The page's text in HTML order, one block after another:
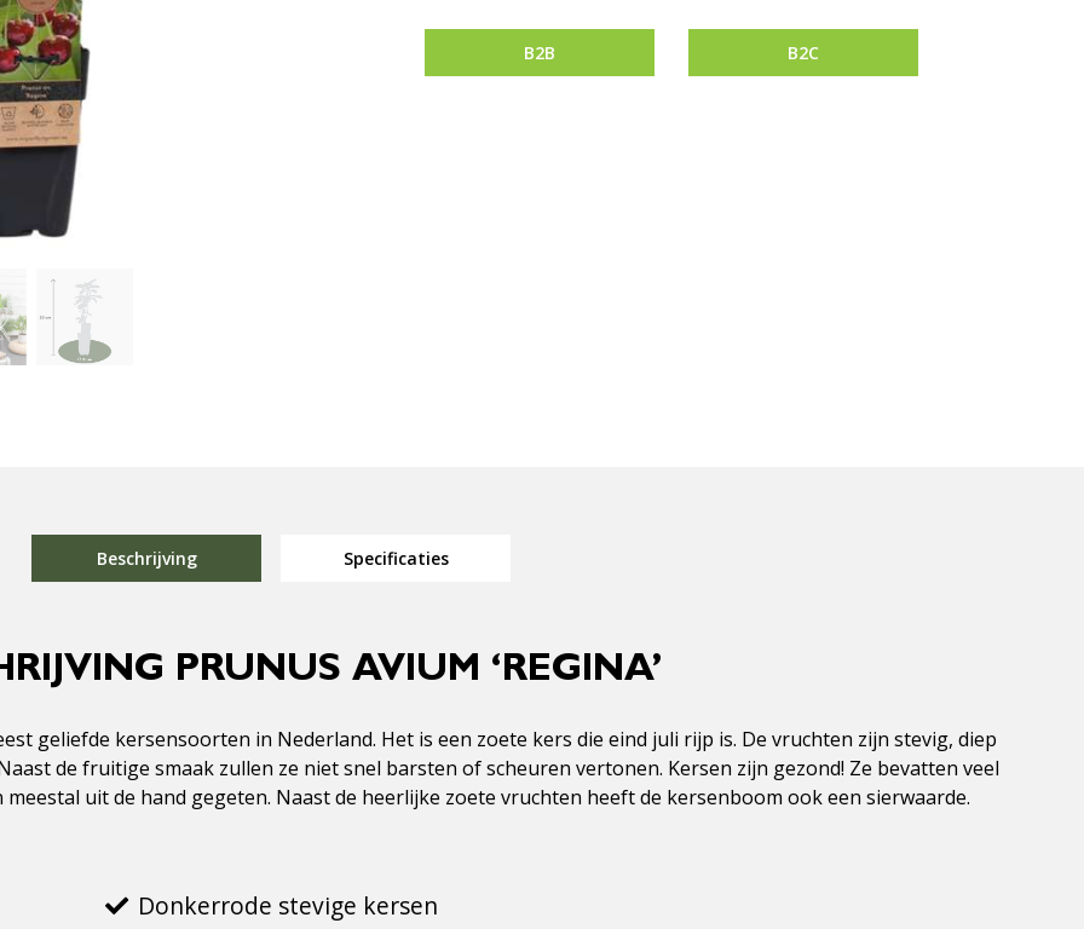
B2B B2C
Beschrijving Specificaties
PRUNUS AVIUM ‘REGINA’
geliefde kersensoorten in Nederland. Het is een zoete kers die eind juli rijp is. De vruchten zijn stevig, diep
de fruitige smaak zullen ze niet snel barsten of scheuren vertonen. Kersen zijn gezond! Ze bevatten veel
uit de hand gegeten. Naast de heerlijke zoete vruchten heeft de kersenboom ook een sierwaarde.
Donkerrode stevige kersen